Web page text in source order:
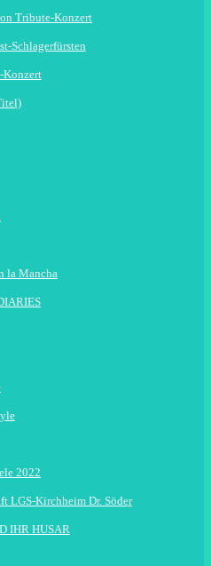
Tribute-Konzert
Schlagerfürsten
Konzert
la Mancha
2022
LGS-Kirchheim Dr. Söder
IHR HUSAR